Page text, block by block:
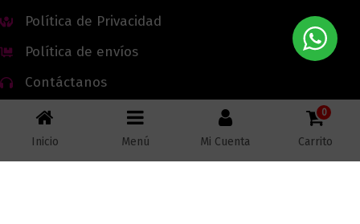
Política de Privacidad
Política de envíos
Contáctanos
Todos los derechos reservados © 2026 Lectores.co |
Inicio Menú Mi Cuenta
0
Carrito